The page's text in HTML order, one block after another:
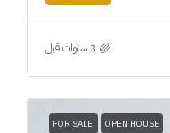
FOR SALE OPEN HOUSE